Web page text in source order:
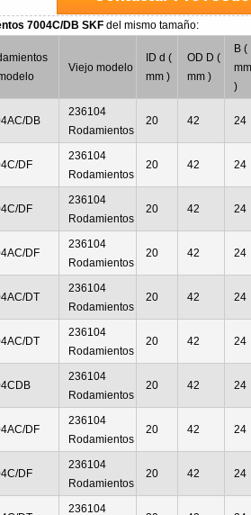
7004C/DB SKFdel mismo tamaño:
Viejo modelo
ID d (
mm )
OD D (
mm )
B (
)
DB
236104
Rodamientos
20 42 24
DF
236104
Rodamientos
20 42 24
DF
236104
Rodamientos
20 42 24
DF
236104
Rodamientos
20 42 24
DT
236104
Rodamientos
20 42 24
DT
236104
Rodamientos
20 42 24
236104
Rodamientos
20 42 24
DF
236104
Rodamientos
20 42 24
DF
236104
Rodamientos
20 42 24
236104